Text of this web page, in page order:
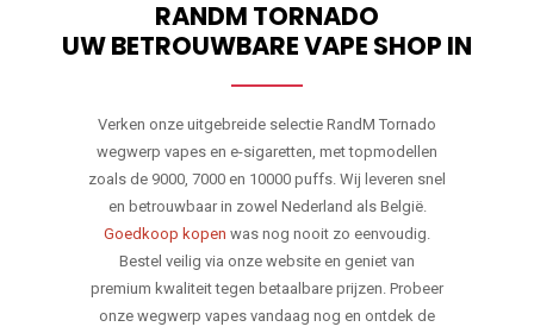
RANDM TORNADO
UW BETROUWBARE VAPE SHOP IN
Verken onze uitgebreide selectie RandM Tornado
wegwerp vapes en e-sigaretten, met topmodellen
zoals de 9000, 7000 en 10000 puffs. Wij leveren snel
en betrouwbaar in zowel Nederland als België.
Goedkoop kopen was nog nooit zo eenvoudig.
Bestel veilig via onze website en geniet van
premium kwaliteit tegen betaalbare prijzen. Probeer
onze wegwerp vapes vandaag nog en ontdek de